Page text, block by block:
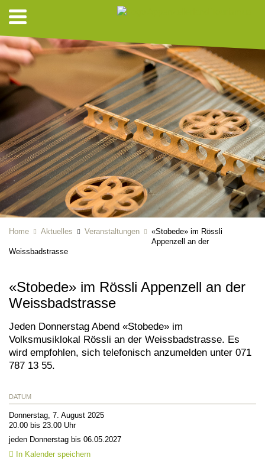
Home Aktuelles Veranstaltungen
«Stobede» im Rössli
Appenzell an der
Weissbadstrasse
«Stobede» im Rössli Appenzell an der
Weissbadstrasse
Jeden Donnerstag Abend «Stobede» im
Volksmusiklokal Rössli an der Weissbadstrasse. Es
wird empfohlen, sich telefonisch anzumelden unter 071
787 13 55.
DATUM
Donnerstag, 7. August 2025
20.00 bis 23.00 Uhr
jeden Donnerstag bis 06.05.2027
In Kalender speichern